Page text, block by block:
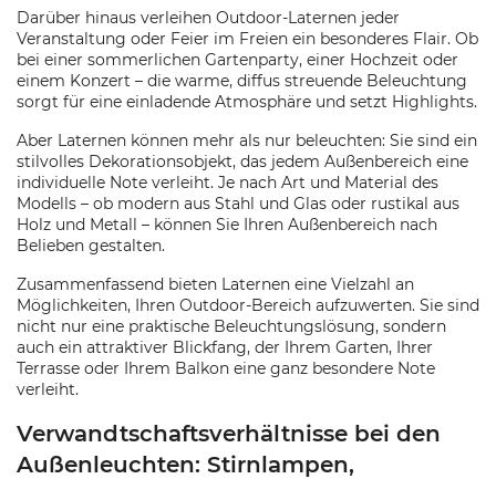
Darüber hinaus verleihen Outdoor-Laternen jeder
Veranstaltung oder Feier im Freien ein besonderes Flair. Ob
bei einer sommerlichen Gartenparty, einer Hochzeit oder
einem Konzert – die warme, diffus streuende Beleuchtung
sorgt für eine einladende Atmosphäre und setzt Highlights.
Aber Laternen können mehr als nur beleuchten: Sie sind ein
stilvolles Dekorationsobjekt, das jedem Außenbereich eine
individuelle Note verleiht. Je nach Art und Material des
Modells – ob modern aus Stahl und Glas oder rustikal aus
Holz und Metall – können Sie Ihren Außenbereich nach
Belieben gestalten.
Zusammenfassend bieten Laternen eine Vielzahl an
Möglichkeiten, Ihren Outdoor-Bereich aufzuwerten. Sie sind
nicht nur eine praktische Beleuchtungslösung, sondern
auch ein attraktiver Blickfang, der Ihrem Garten, Ihrer
Terrasse oder Ihrem Balkon eine ganz besondere Note
verleiht.
Verwandtschaftsverhältnisse bei den
Außenleuchten: Stirnlampen,